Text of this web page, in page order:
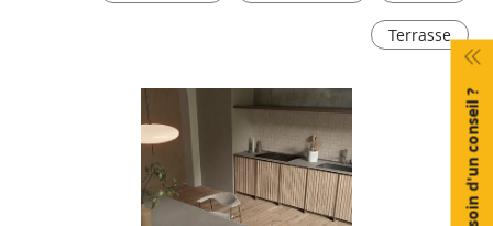
Besoin d'un conseil ?
Terrasse